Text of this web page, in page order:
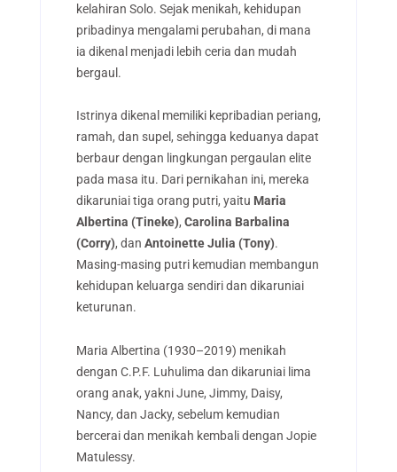
kelahiran Solo. Sejak menikah, kehidupan
pribadinya mengalami perubahan, di mana
ia dikenal menjadi lebih ceria dan mudah
bergaul.
Istrinya dikenal memiliki kepribadian periang,
ramah, dan supel, sehingga keduanya dapat
berbaur dengan lingkungan pergaulan elite
pada masa itu. Dari pernikahan ini, mereka
dikaruniai tiga orang putri, yaitu Maria
Albertina (Tineke), Carolina Barbalina
(Corry), dan Antoinette Julia (Tony).
Masing-masing putri kemudian membangun
kehidupan keluarga sendiri dan dikaruniai
keturunan.
Maria Albertina (1930–2019) menikah
dengan C.P.F. Luhulima dan dikaruniai lima
orang anak, yakni June, Jimmy, Daisy,
Nancy, dan Jacky, sebelum kemudian
bercerai dan menikah kembali dengan Jopie
Matulessy.